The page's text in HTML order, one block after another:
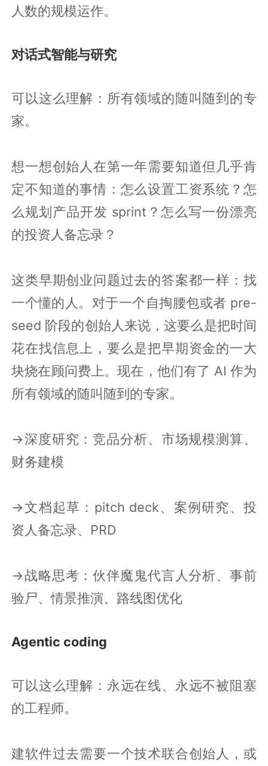
人数的规模运作。
对话式智能与研究
可以这么理解：所有领域的随叫随到的专
家。
想一想创始人在第一年需要知道但几乎肯
定不知道的事情：怎么设置工资系统？怎
么规划产品开发 sprint？怎么写一份漂亮
的投资人备忘录？
这类早期创业问题过去的答案都一样：找
一个懂的人。对于一个自掏腰包或者 pre-
seed 阶段的创始人来说，这要么是把时间
花在找信息上，要么是把早期资金的一大
块烧在顾问费上。现在，他们有了 AI 作为
所有领域的随叫随到的专家。
→深度研究：竞品分析、市场规模测算、
财务建模
→文档起草：pitch deck、案例研究、投
资人备忘录、PRD
→战略思考：伙伴魔鬼代言人分析、事前
验尸、情景推演、路线图优化
Agentic coding
可以这么理解：永远在线、永远不被阻塞
的工程师。
建软件过去需要一个技术联合创始人，或